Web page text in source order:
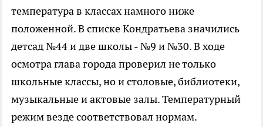
температура в классах намного ниже
положенной. В списке Кондратьева значились
детсад №44 и две школы - №9 и №30. В ходе
осмотра глава города проверил не только
школьные классы, но и столовые, библиотеки,
музыкальные и актовые залы. Температурный
режим везде соответствовал нормам.